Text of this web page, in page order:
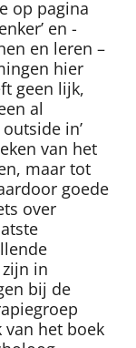
op pagina
en -
en leren –
hier
geen lijk,
al
in’
van het
maar tot
goede
over
zijn in
bij de
van het boek